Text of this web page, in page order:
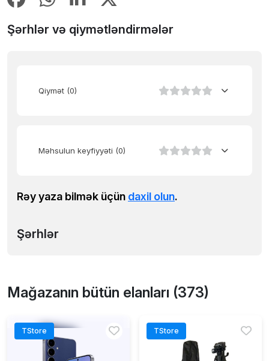
Şərhlər və qiymətləndirmələr
Qiymət (0)
Məhsulun keyfiyyəti (0)
Rəy yaza bilmək üçün daxil olun.
Şərhlər
Mağazanın bütün elanları (373)
TStore TStore